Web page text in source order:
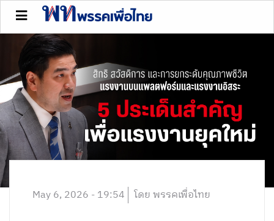
May 6, 2026 - 19:54 โดย พรรคเพื่อไทย